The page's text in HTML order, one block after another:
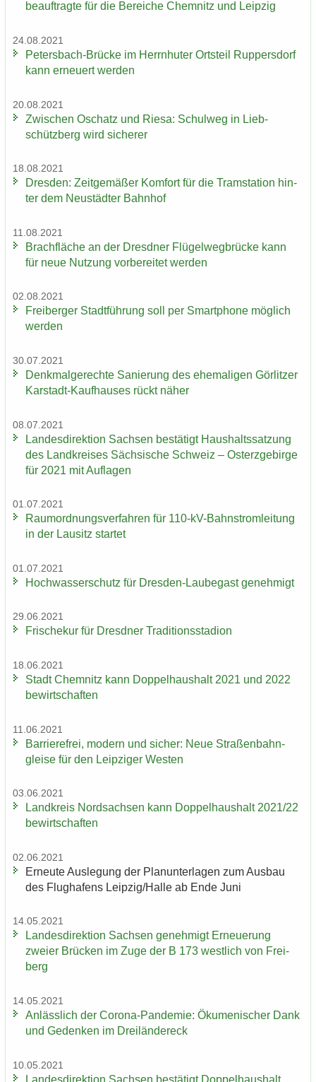
be­auf­trag­te für die Be­rei­che Chem­nitz und Leip­zig
24.08.2021
Petersbach-​Brücke im Herrn­hu­ter Orts­teil Rup­pers­dorf
kann er­neu­ert wer­den
20.08.2021
Zwi­schen Oschatz und Riesa: Schul­weg in Lieb­
schütz­berg wird si­che­rer
18.08.2021
Dres­den: Zeit­ge­mä­ßer Kom­fort für die Tram­sta­ti­on hin­
ter dem Neu­städ­ter Bahn­hof
11.08.2021
Brach­flä­che an der Dresd­ner Flü­gel­weg­brü­cke kann
für neue Nut­zung vor­be­rei­tet wer­den
02.08.2021
Frei­ber­ger Stadt­füh­rung soll per Smart­pho­ne mög­lich
wer­den
30.07.2021
Denk­mal­ge­rech­te Sa­nie­rung des ehe­ma­li­gen Gör­lit­zer
Karstadt-​Kaufhauses rückt näher
08.07.2021
Lan­des­di­rek­ti­on Sach­sen be­stä­tigt Haus­halts­sat­zung
des Land­krei­ses Säch­si­sche Schweiz – Ost­erz­ge­bir­ge
für 2021 mit Auf­la­gen
01.07.2021
Raum­ord­nungs­ver­fah­ren für 110-​kV-Bahnstromleitung
in der Lau­sitz star­tet
01.07.2021
Hoch­was­ser­schutz für Dresden-​Laubegast ge­neh­migt
29.06.2021
Fri­sche­kur für Dresd­ner Tra­di­ti­ons­sta­di­on
18.06.2021
Stadt Chem­nitz kann Dop­pel­haus­halt 2021 und 2022
be­wirt­schaf­ten
11.06.2021
Bar­rie­re­frei, mo­dern und si­cher: Neue Stra­ßen­bahn­
glei­se für den Leip­zi­ger Wes­ten
03.06.2021
Land­kreis Nord­sach­sen kann Dop­pel­haus­halt 2021/22
be­wirt­schaf­ten
02.06.2021
Er­neu­te Aus­le­gung der Plan­un­ter­la­gen zum Aus­bau
des Flug­ha­fens Leip­zig/Halle ab Ende Juni
14.05.2021
Lan­des­di­rek­ti­on Sach­sen ge­neh­migt Er­neue­rung
zwei­er Brü­cken im Zuge der B 173 west­lich von Frei­
berg
14.05.2021
An­läss­lich der Corona-​Pandemie: Öku­me­ni­scher Dank
und Ge­den­ken im Drei­län­der­eck
10.05.2021
Lan­des­di­rek­ti­on Sach­sen be­stä­tigt Dop­pel­haus­halt